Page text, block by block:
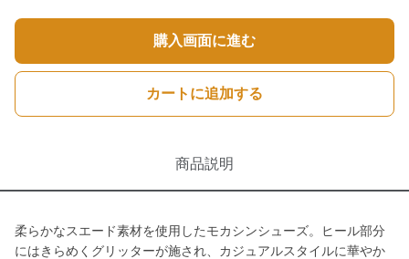
購入画面に進む
カートに追加する
商品説明
柔らかなスエード素材を使用したモカシンシューズ。ヒール部分
にはきらめくグリッターが施され、カジュアルスタイルに華やか